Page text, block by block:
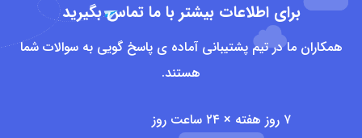
برای اطلاعات بیشتر با ما تماس بگیرید
همکاران ما در تیم پشتیبانی آماده ی پاسخ گویی به سوالات شما
هستند.
۷ روز هفته × ۲۴ ساعت روز